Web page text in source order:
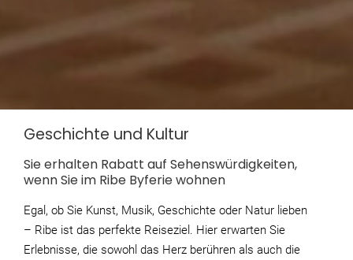
Geschichte und Kultur
Sie erhalten Rabatt auf Sehenswürdigkeiten,
wenn Sie im Ribe Byferie wohnen
Egal, ob Sie Kunst, Musik, Geschichte oder Natur lieben
– Ribe ist das perfekte Reiseziel. Hier erwarten Sie
Erlebnisse, die sowohl das Herz berühren als auch die